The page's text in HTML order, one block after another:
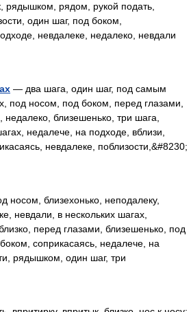
рядышком, рядом, рукой подать,
один шаг, под боком,
невдалеке, недалеко, невдали
— два шага, один шаг, под самым
под носом, под боком, перед глазами,
недалеко, близешенько, три шага,
недалече, на подходе, вблизи,
невдалеке, поблизости,&#8230;
носом, близехонько, неподалеку,
невдали, в нескольких шагах,
перед глазами, близешенько, под
соприкасаясь, недалече, на
рядышком, один шаг, три